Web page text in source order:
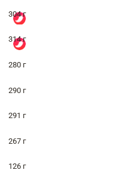
304 г
314 г
280 г
290 г
291 г
267 г
126 г